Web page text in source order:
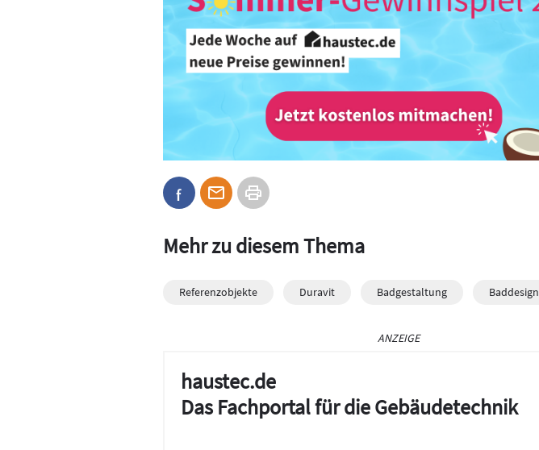
Mehr zu diesem Thema
Referenzobjekte Duravit Badgestaltung Baddesign
ANZEIGE
haustec.de
Das Fachportal für die Gebäudetechnik